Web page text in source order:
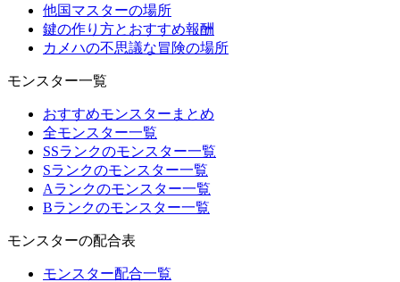
他国マスターの場所
鍵の作り方とおすすめ報酬
カメハの不思議な冒険の場所
モンスター一覧
おすすめモンスターまとめ
全モンスター一覧
SSランクのモンスター一覧
Sランクのモンスター一覧
Aランクのモンスター一覧
Bランクのモンスター一覧
モンスターの配合表
モンスター配合一覧